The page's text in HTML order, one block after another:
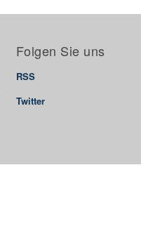
Folgen Sie uns
RSS
Twitter